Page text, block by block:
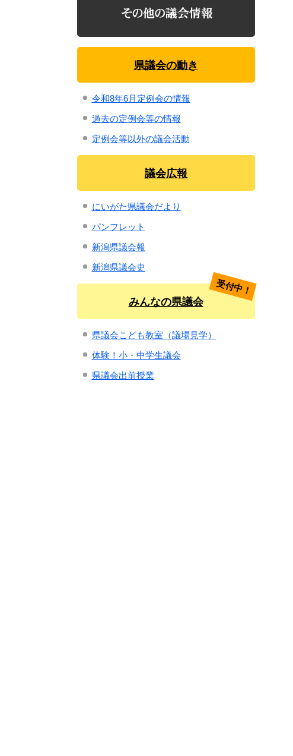
県議会の動き
令和8年6月定例会の情報
過去の定例会等の情報
定例会等以外の議会活動
議会広報
にいがた県議会だより
パンフレット
新潟県議会報
新潟県議会史
みんなの県議会
受付中！
県議会こども教室（議場見学）
体験！小・中学生議会
県議会出前授業